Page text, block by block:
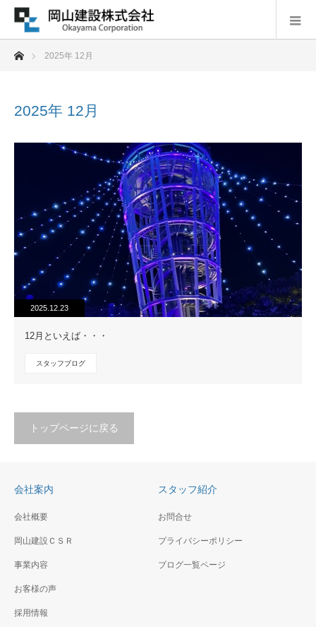
ホーム2025年 12月
2025年 12月
2025.12.23
12月といえば・・・
スタッフブログ
トップページに戻る
会社案内
会社概要
岡山建設ＣＳＲ
事業内容
お客様の声
採用情報
スタッフ紹介
お問合せ
プライバシーポリシー
ブログ一覧ページ